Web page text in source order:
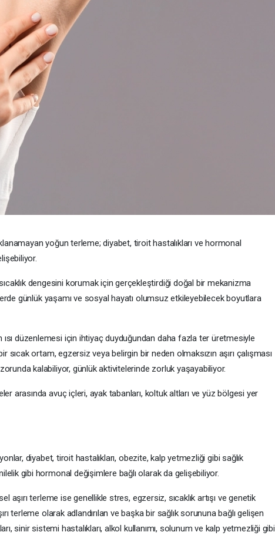
yoğun terleme; diyabet, tiroit hastalıkları ve hormonal
dengesini korumak için gerçekleştirdiği doğal bir mekanizma
günlük yaşamı ve sosyal hayatı olumsuz etkileyebilecek boyutlara
ısı düzenlemesi için ihtiyaç duyduğundan daha fazla ter üretmesiyle
sıcak ortam, egzersiz veya belirgin bir neden olmaksızın aşırı çalışması
kalabiliyor, günlük aktivitelerinde zorluk yaşayabiliyor.
arasında avuç içleri, ayak tabanları, koltuk altları ve yüz bölgesi yer
diyabet, tiroit hastalıkları, obezite, kalp yetmezliği gibi sağlık
gibi hormonal değişimlere bağlı olarak da gelişebiliyor.
aşırı terleme ise genellikle stres, egzersiz, sıcaklık artışı ve genetik
terleme olarak adlandırılan ve başka bir sağlık sorununa bağlı gelişen
sinir sistemi hastalıkları, alkol kullanımı, solunum ve kalp yetmezliği gibi